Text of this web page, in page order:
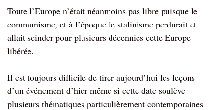
Toute l’Europe n’était néanmoins pas libre puisque le
communisme, et à l’époque le stalinisme perdurait et
allait scinder pour plusieurs décennies cette Europe
libérée.
Il est toujours difficile de tirer aujourd’hui les leçons
d’un événement d’hier même si cette date soulève
plusieurs thématiques particulièrement contemporaines